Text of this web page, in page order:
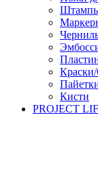
Кисти
PROJECT